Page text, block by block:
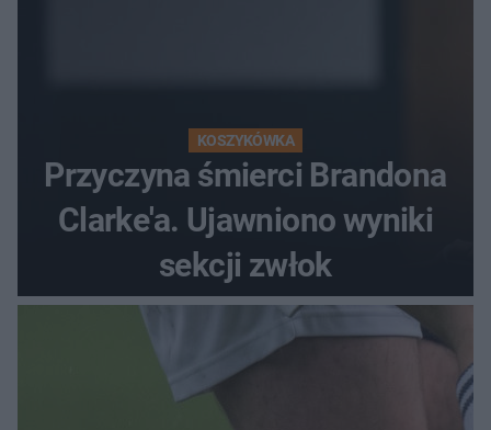
KOSZYKÓWKA
Przyczyna śmierci Brandona
Clarke'a. Ujawniono wyniki
sekcji zwłok